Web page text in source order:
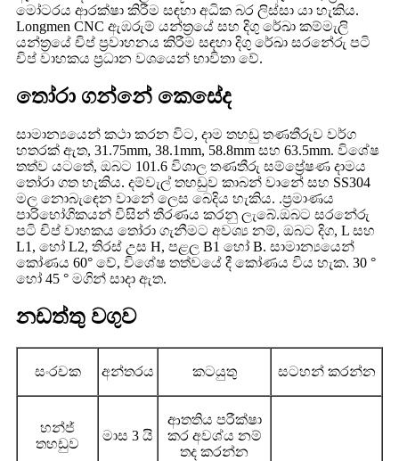
මෝටරය ආරක්ෂා කිරීම සඳහා අධික බර ලිස්සා යා හැකිය.
Longmen CNC ඇඹරුම් යන්ත්‍රයේ සහ දිගු රේඛා කම්මැලි
යන්ත්‍රයේ චිප් ප්‍රවාහනය කිරීම සඳහා දිගු රේඛා සරනේරු පටි
චිප් වාහකය ප්‍රධාන වශයෙන් භාවිතා වේ.
තෝරා ගන්නේ කෙසේද
සාමාන්‍යයෙන් කථා කරන විට, දාම තහඩු තණතීරුව වර්ග
හතරක් ඇත, 31.75mm, 38.1mm, 58.8mm සහ 63.5mm. විශේෂ
තත්ව යටතේ, ඔබට 101.6 විශාල තණතීරු සම්ප්‍රේෂණ දාමය
තෝරා ගත හැකිය. දම්වැල් තහඩුව කාබන් වානේ සහ SS304
මල නොබැඳෙන වානේ ලෙස බෙදිය හැකිය. .ප්‍රමාණය
පාරිභෝගිකයන් විසින් තීරණය කරනු ලැබේ.ඔබට සරනේරු
පටි චිප් වාහකය තෝරා ගැනීමට අවශ්‍ය නම්, ඔබට දිග, L සහ
L1, හෝ L2, තිරස් උස H, පළල B1 හෝ B. සාමාන්‍යයෙන්
කෝණය 60° වේ, විශේෂ තත්වයේ දී කෝණය විය හැක. 30 °
හෝ 45 ° මගින් සාදා ඇත.
නඩත්තු වගුව
සංරචක අන්තරය කටයුතු සටහන් කරන්න
හන්ජ්
තහඩුව
මාස 3 යි
ආතතිය පරීක්ෂා
කර අවශ්ය නම්
තද කරන්න